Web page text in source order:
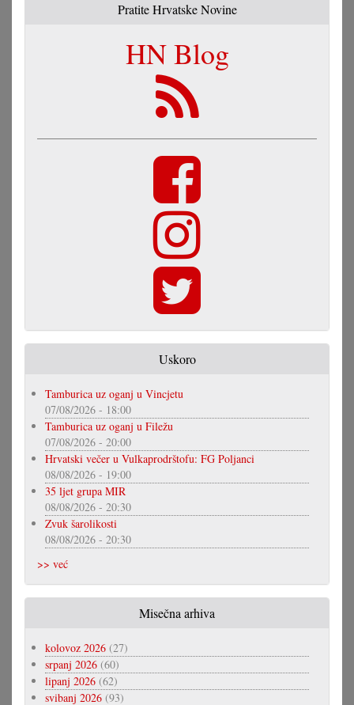
Pratite Hrvatske Novine
HN Blog
Uskoro
Tamburica uz oganj u Vincjetu
07/08/2026 - 18:00
Tamburica uz oganj u Filežu
07/08/2026 - 20:00
Hrvatski večer u Vulkaprodrštofu: FG Poljanci
08/08/2026 - 19:00
35 ljet grupa MIR
08/08/2026 - 20:30
Zvuk šarolikosti
08/08/2026 - 20:30
>> već
Misečna arhiva
kolovoz 2026 (27)
srpanj 2026 (60)
lipanj 2026 (62)
svibanj 2026 (93)